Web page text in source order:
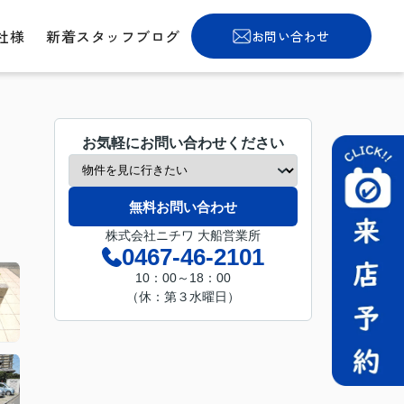
様 新着スタッフブログ お問い合わせ
お気軽にお問い合わせください
無料お問い合わせ
株式会社ニチワ 大船営業所
0467-46-2101
10：00～18：00
（休：第３水曜日）